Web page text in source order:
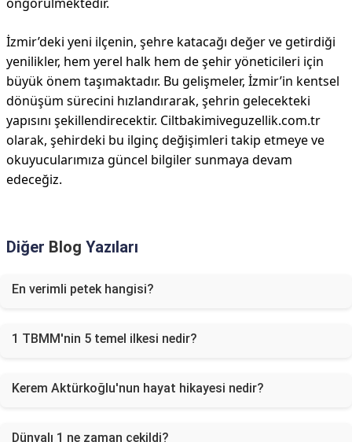
İzmir’deki yeni ilçenin, şehre katacağı değer ve getirdiği
yenilikler, hem yerel halk hem de şehir yöneticileri için
büyük önem taşımaktadır. Bu gelişmeler, İzmir’in kentsel
dönüşüm sürecini hızlandırarak, şehrin gelecekteki
yapısını şekillendirecektir. Ciltbakimiveguzellik.com.tr
olarak, şehirdeki bu ilginç değişimleri takip etmeye ve
okuyucularımıza güncel bilgiler sunmaya devam
edeceğiz.
Diğer Blog Yazıları
En verimli petek hangisi?
1 TBMM'nin 5 temel ilkesi nedir?
Kerem Aktürkoğlu'nun hayat hikayesi nedir?
Dünyalı 1 ne zaman çekildi?